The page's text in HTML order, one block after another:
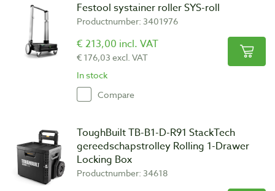
Festool systainer roller SYS-roll
Productnumber: 3401976
€ 213,00 incl. VAT
€ 176,03 excl. VAT
In stock
Compare
ToughBuilt TB-B1-D-R91 StackTech
gereedschapstrolley Rolling 1-Drawer
Locking Box
Productnumber: 34618